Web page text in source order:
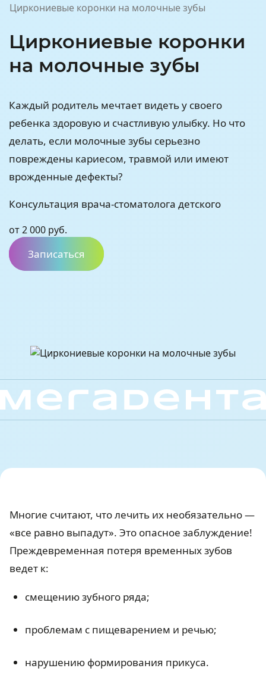
Циркониевые коронки на молочные зубы
Циркониевые коронки
на молочные зубы
Каждый родитель мечтает видеть у своего
ребенка здоровую и счастливую улыбку. Но что
делать, если молочные зубы серьезно
повреждены кариесом, травмой или имеют
врожденные дефекты?
Консультация врача-стоматолога детского
от 2 000 руб.
Записаться
Многие считают, что лечить их необязательно —
«все равно выпадут». Это опасное заблуждение!
Преждевременная потеря временных зубов
ведет к:
смещению зубного ряда;
проблемам с пищеварением и речью;
нарушению формирования прикуса.